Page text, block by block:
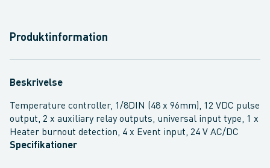
Produktinformation
Beskrivelse
Temperature controller, 1/8DIN (48 x 96mm), 12 VDC pulse
output, 2 x auxiliary relay outputs, universal input type, 1 x
Heater burnout detection, 4 x Event input, 24 V AC/DC
Specifikationer